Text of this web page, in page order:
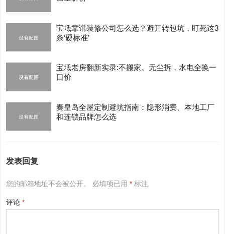
宝坻靠谱装修公司怎么选？避开转包坑，盯死这3
条‘硬标准’
宝坻老房翻新实录:不搬家。无尘拆，水电全换一
口价
秦皇岛全屋定制避坑指南：隐形消费、本地工厂
和连锁品牌怎么选
发表回复
您的邮箱地址不会被公开。 必填项已用* 标注
评论*